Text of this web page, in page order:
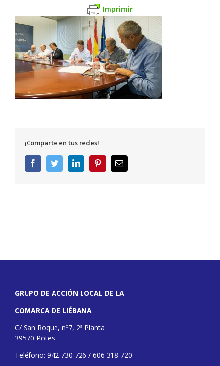
Imprimir
¡Comparte en tus redes!
FacebookTwitterLinkedInPinterestCorreo
electrónico
GRUPO DE ACCIÓN LOCAL DE LA
COMARCA DE LIÉBANA
C/ San Roque, nº7, 2ª Planta
39570 Potes
Teléfono: 942 730 726 / 606 318 720